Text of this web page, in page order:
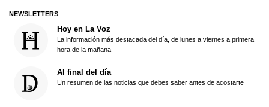
NEWSLETTERS
Hoy en La Voz
La información más destacada del día, de lunes a viernes a primera
hora de la mañana
Al final del día
Un resumen de las noticias que debes saber antes de acostarte